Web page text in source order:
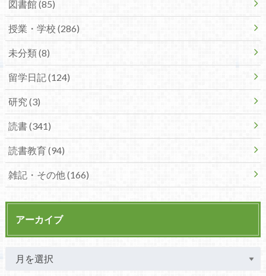
図書館 (85)
授業・学校 (286)
未分類 (8)
留学日記 (124)
研究 (3)
読書 (341)
読書教育 (94)
雑記・その他 (166)
アーカイブ